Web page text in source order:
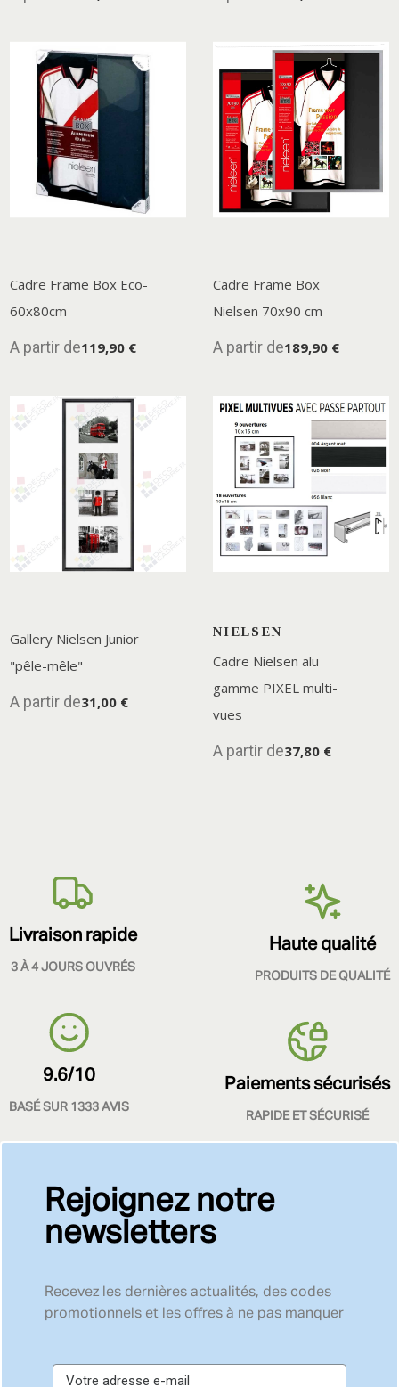
Découvrez dès maintenant notre sélection
exclusive de
cadres NielsensurDéco-Cadres
et trouvez le cadre parfait qui saura mettre en
lumière vos plus belles réalisations artistiques.
Cadre Frame Box Eco-
60x80cm
A partir de119,90 €
Cadre Frame Box
Nielsen 70x90 cm
A partir de189,90 €
Gallery Nielsen Junior
"pêle-mêle"
A partir de31,00 €
NIELSEN
Cadre Nielsen alu
gamme PIXEL multi-
vues
A partir de37,80 €
Livraison rapide
3 À 4 JOURS OUVRÉS
Haute qualité
PRODUITS DE QUALITÉ
9.6/10
BASÉ SUR 1333 AVIS
Paiements sécurisés
RAPIDE ET SÉCURISÉ
Rejoignez notre
newsletters
Recevez les dernières actualités, des codes
promotionnels et les offres à ne pas manquer